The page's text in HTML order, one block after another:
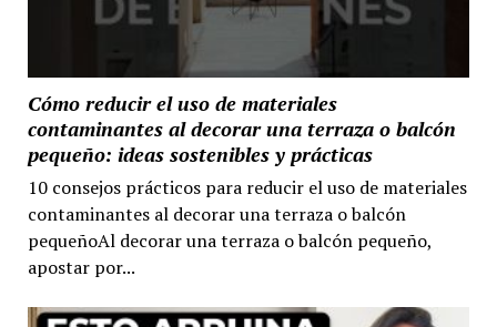
Cómo reducir el uso de materiales
contaminantes al decorar una terraza o balcón
pequeño: ideas sostenibles y prácticas
10 consejos prácticos para reducir el uso de materiales
contaminantes al decorar una terraza o balcón
pequeñoAl decorar una terraza o balcón pequeño,
apostar por...